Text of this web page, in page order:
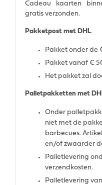
Cadeau kaarten
gratis verzonden.
Pakketpost met DHL
Pakket onder de
Pakket vanaf €
Het pakket zal
Palletpakketten met
Onder
niet met de
barbecues.
en/of zwaarder
Palletlevering
verzendkosten.
Palletlevering